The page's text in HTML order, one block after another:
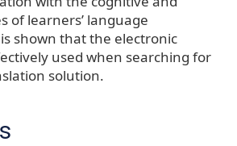
of learners’ language
shown that the electronic
used when searching for
solution.